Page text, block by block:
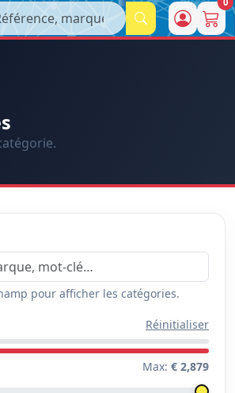
pour afficher les catégories.
Réinitialiser
Max: € 2,879